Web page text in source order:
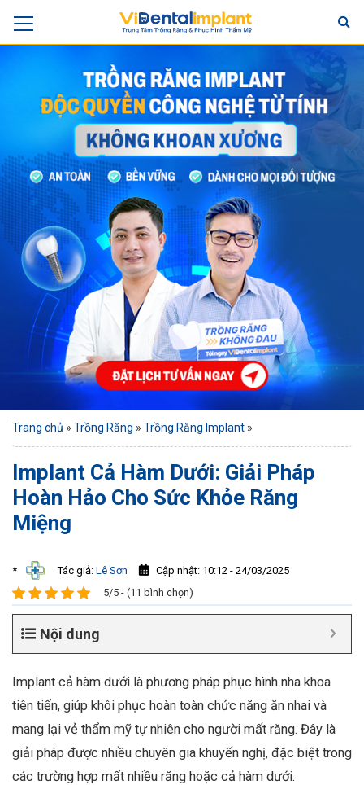
Trang chủ » Trồng Răng » Trồng Răng Implant »
Implant Cả Hàm Dưới: Giải Pháp
Hoàn Hảo Cho Sức Khỏe Răng
Miệng
* Tác giả: Lê Sơn
Cập nhật: 10:12 - 24/03/2025
5/5 - (11 bình chọn)
Nội dung
Implant cả hàm dưới là phương pháp phục hình nha khoa
tiên tiến, giúp khôi phục hoàn toàn chức năng ăn nhai và
mang lại vẻ thẩm mỹ tự nhiên cho người mất răng. Đây là
giải pháp được nhiều chuyên gia khuyến nghị, đặc biệt trong
các trường hợp mất nhiều răng hoặc cả hàm dưới.